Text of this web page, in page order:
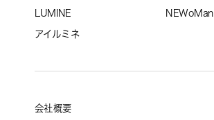
LUMINE
NEWoMan
アイルミネ
会社概要